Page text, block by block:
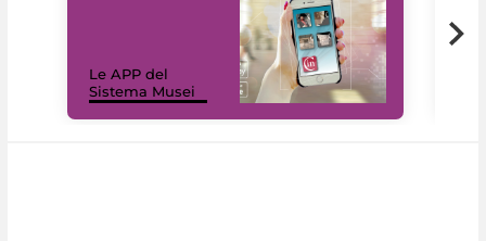
Le APP del
Sistema Musei